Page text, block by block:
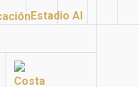
Estadio Al